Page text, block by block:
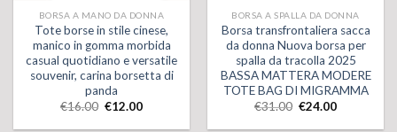
BORSA A MANO DA DONNA
Tote borse in stile cinese,
manico in gomma morbida
casual quotidiano e versatile
souvenir, carina borsetta di
panda
€16.00 €12.00
BORSA A SPALLA DA DONNA
Borsa transfrontaliera sacca
da donna Nuova borsa per
spalla da tracolla 2025
BASSA MATTERA MODERE
TOTE BAG DI MIGRAMMA
€31.00 €24.00